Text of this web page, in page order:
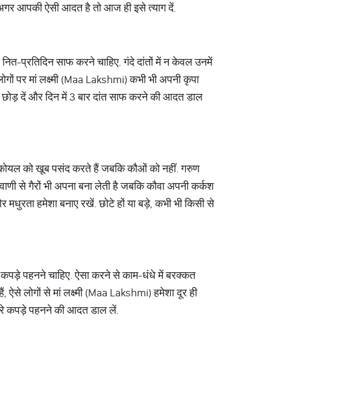
आपकी ऐसी आदत है तो आज ही इसे त्याग दें.
प्रतिदिन साफ करने चाहिए. गंदे दांतों में न केवल उनमें
पर मां लक्ष्मी (Maa Lakshmi) कभी भी अपनी कृपा
छोड़ दें और दिन में 3 बार दांत साफ करने की आदत डाल
को खूब पसंद करते हैं जबकि कौओं को नहीं. गरुण
से गैरों भी अपना बना लेती है जबकि कौवा अपनी कर्कश
मधुरता हमेशा बनाए रखें. छोटे हों या बड़े, कभी भी किसी से
पहनने चाहिए. ऐसा करने से काम-धंधे में बरक्कत
लोगों से मां लक्ष्मी (Maa Lakshmi) हमेशा दूर ही
कपड़े पहनने की आदत डाल लें.